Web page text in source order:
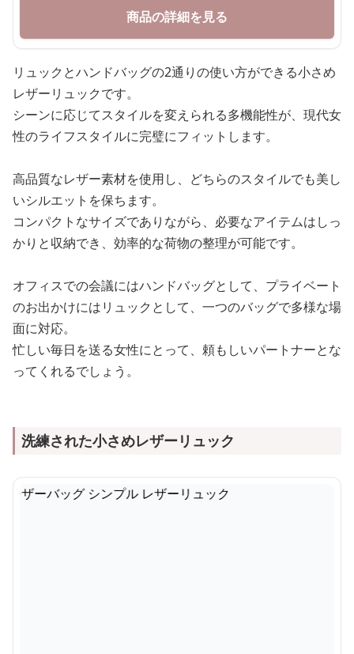
商品の詳細を見る
リュックとハンドバッグの2通りの使い方ができる小さめ
レザーリュックです。
シーンに応じてスタイルを変えられる多機能性が、現代女
性のライフスタイルに完璧にフィットします。
高品質なレザー素材を使用し、どちらのスタイルでも美し
いシルエットを保ちます。
コンパクトなサイズでありながら、必要なアイテムはしっ
かりと収納でき、効率的な荷物の整理が可能です。
オフィスでの会議にはハンドバッグとして、プライベート
のお出かけにはリュックとして、一つのバッグで多様な場
面に対応。
忙しい毎日を送る女性にとって、頼もしいパートナーとな
ってくれるでしょう。
洗練された小さめレザーリュック